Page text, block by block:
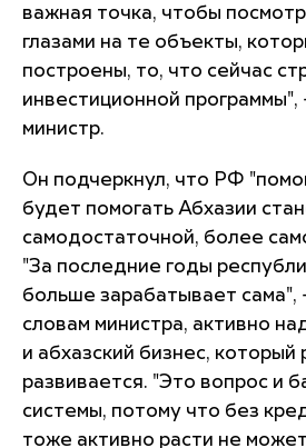
важная точка, чтобы
глазами на те объекты,
построены, то, что сейчас
инвестиционной программы",
министр.
Он подчеркнул, что РФ
будет помогать Абхазии
самодостаточной, более
"За последние годы
больше зарабатывает сама",
словам министра, активно
и абхазский бизнес, который
развивается. "Это вопрос и
системы, потому что без
тоже активно расти не